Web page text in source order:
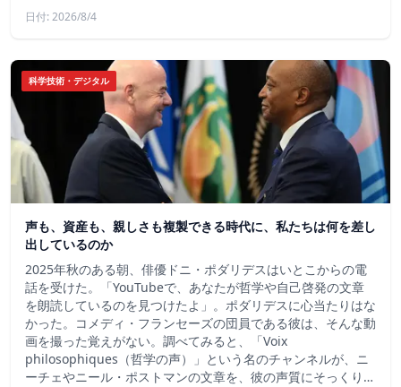
日付: 2026/8/4
科学技術・デジタル
声も、資産も、親しさも複製できる時代に、私たちは何を差し
出しているのか
2025年秋のある朝、俳優ドニ・ポダリデスはいとこからの電
話を受けた。「YouTubeで、あなたが哲学や自己啓発の文章
を朗読しているのを見つけたよ」。ポダリデスに心当たりはな
かった。コメディ・フランセーズの団員である彼は、そんな動
画を撮った覚えがない。調べてみると、「Voix
philosophiques（哲学の声）」という名のチャンネルが、ニ
ーチェやニール・ポストマンの文章を、彼の声質にそっくり…